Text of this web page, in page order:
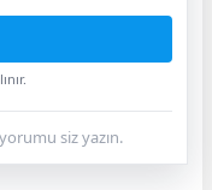
siz yazın.